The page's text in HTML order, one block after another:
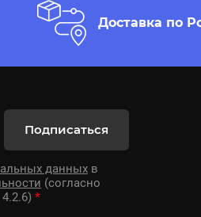
Доставка по
данныхв
(согласно
*
Подписаться